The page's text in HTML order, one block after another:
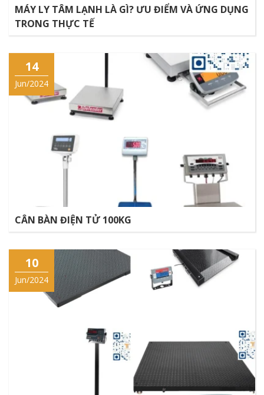
MÁY LY TÂM LẠNH LÀ GÌ? ƯU ĐIỂM VÀ ỨNG DỤNG
TRONG THỰC TẾ
14
Jun/2024
CÂN BÀN ĐIỆN TỬ 100KG
10
Jun/2024